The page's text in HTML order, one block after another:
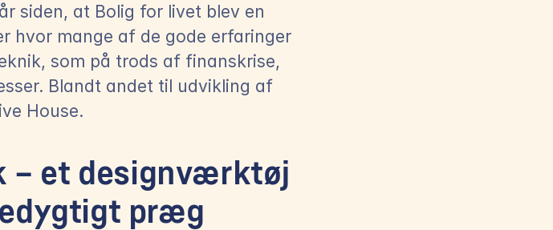
siden, at Bolig for livet blev en
hvor mange af de gode erfaringer
som på trods af finanskrise,
Blandt andet til udvikling af
House.
– et designværktøj
præg